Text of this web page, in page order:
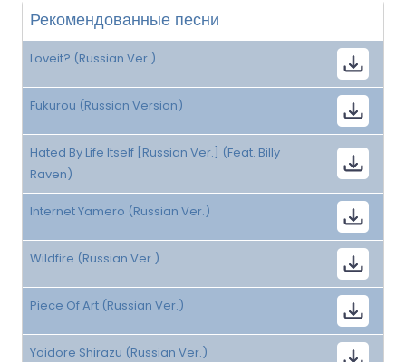
Рекомендованные песни
Loveit? (Russian Ver.)
Fukurou (Russian Version)
Hated By Life Itself [Russian Ver.] (Feat. Billy
Raven)
Internet Yamero (Russian Ver.)
Wildfire (Russian Ver.)
Piece Of Art (Russian Ver.)
Yoidore Shirazu (Russian Ver.)